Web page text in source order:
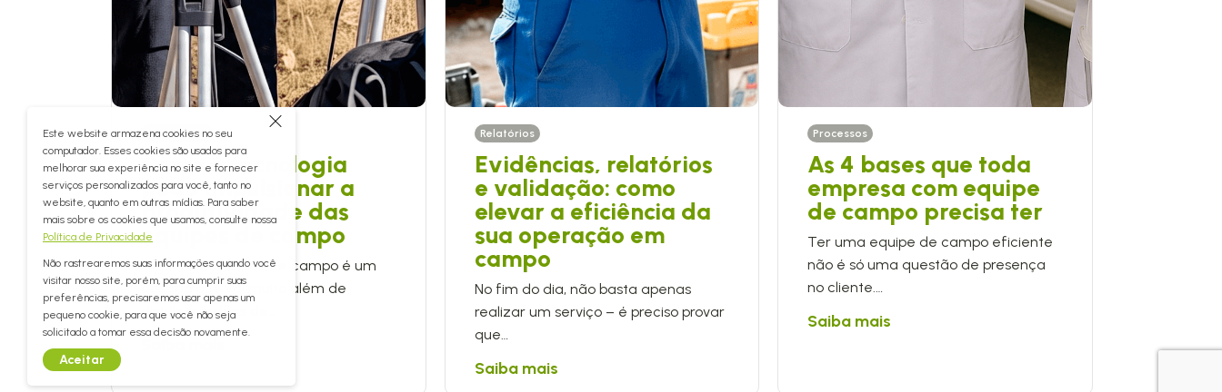
Tecnologia
Como a tecnologia
pode impulsionar a
produtividade das
equipes de campo
Gerenciar equipes de campo é um
desafio que vai muito além de
distribuir ordens de…
Relatórios
Evidências, relatórios
e validação: como
elevar a eficiência da
sua operação em
campo
No fim do dia, não basta apenas
realizar um serviço – é preciso provar
que…
Saiba mais
Processos
As 4 bases que toda
empresa com equipe
de campo precisa ter
Ter uma equipe de campo eficiente
não é só uma questão de presença
no cliente.…
Saiba mais
Este website armazena cookies no seu
computador. Esses cookies são usados para
melhorar sua experiência no site e fornecer
serviços personalizados para você, tanto no
website, quanto em outras mídias. Para saber
mais sobre os cookies que usamos, consulte nossa
Política de Privacidade
Não rastrearemos suas informações quando você
visitar nosso site, porém, para cumprir suas
preferências, precisaremos usar apenas um
pequeno cookie, para que você não seja
solicitado a tomar essa decisão novamente.
Aceitar